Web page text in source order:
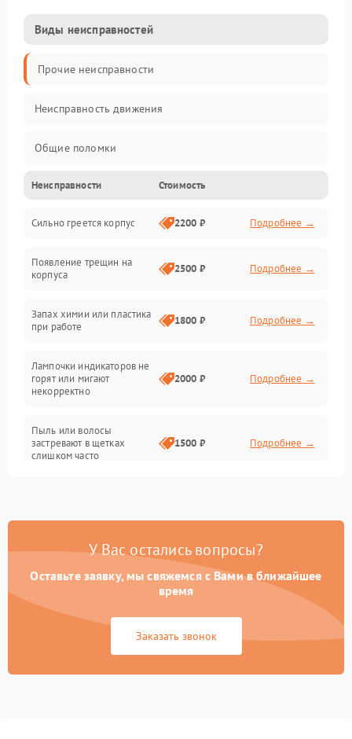
Виды неисправностей
Прочие неисправности
Неисправность движения
Общие поломки
Неисправность датчиков
Неисправность программного обеспечения
Проблемы с сигналом
Батарея
Программные сбои
Неисправности Стоимость
Сильно греется корпус 2200 ₽ Подробнее →
Появление трещин на
корпуса
2500 ₽ Подробнее →
Запах химии или пластика
при работе
1800 ₽ Подробнее →
Лампочки индикаторов не
горят или мигают
некорректно
2000 ₽ Подробнее →
Пыль или волосы
застревают в щетках
слишком часто
1500 ₽ Подробнее →
У Вас остались вопросы?
Оставьте заявку, мы свяжемся с Вами в ближайшее
время
Заказать звонок